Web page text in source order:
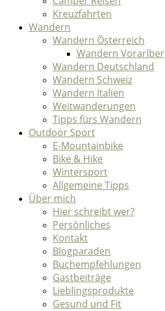
Kreuzfahrten
Wandern
Wandern Österreich
Wandern
Wandern Deutschland
Wandern Schweiz
Wandern Italien
Weitwanderungen
Tipps fürs Wandern
Outdoor Sport
E-Mountainbike
Bike & Hike
Wintersport
Allgemeine Tipps
Über mich
Hier schreibt wer?
Persönliches
Kontakt
Blogparaden
Buchempfehlungen
Gastbeiträge
Lieblingsprodukte
Gesund und Fit